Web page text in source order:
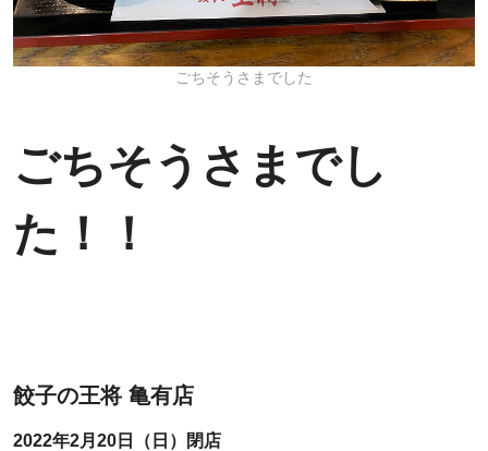
ごちそうさまでした
ごちそうさまでし
た！！
餃子の王将 亀有店
2022年2月20日（日）閉店